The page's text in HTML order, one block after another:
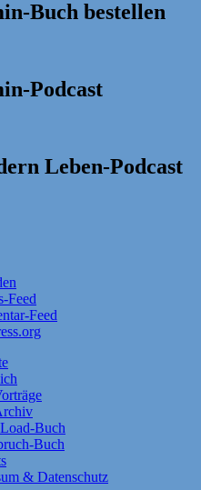
Buch bestellen
Podcast
Leben-Podcast
Feed
Feed
Buch
Buch
& Datenschutz